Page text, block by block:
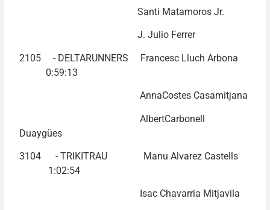
Santi Matamoros Jr.
J. Julio Ferrer
2105 - DELTARUNNERS Francesc Lluch Arbona
0:59:13
AnnaCostes Casamitjana
AlbertCarbonell
Duaygües
3104 - TRIKITRAU Manu Alvarez Castells
1:02:54
Isac Chavarria Mitjavila